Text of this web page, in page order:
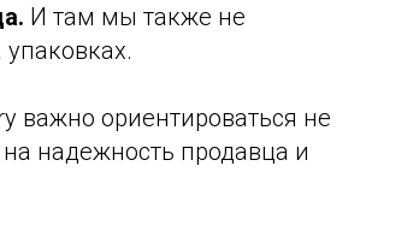
И там мы также не
важно ориентироваться не
надежность продавца и